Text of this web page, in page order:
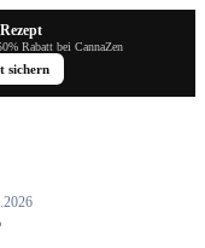
Rabatt bei CannaZen
sichern